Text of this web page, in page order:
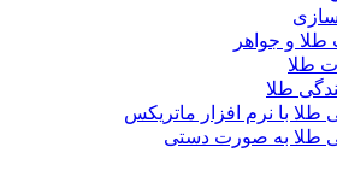
و جواهر
طلا
طلا
با نرم افزار ماتریکس
طلا به صورت دستی